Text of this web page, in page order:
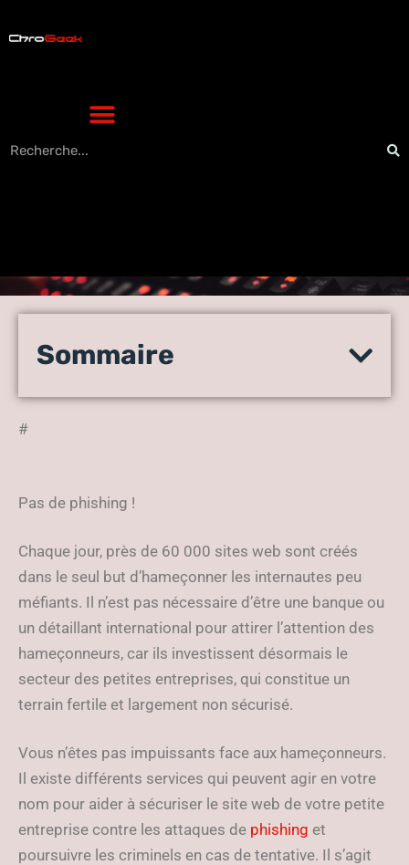
protéger le site Web de votre
phishing.
Sommaire
#
Pas de phishing !
Chaque jour, près de 60 000 sites web sont créés
dans le seul but d’hameçonner les internautes peu
méfiants. Il n’est pas nécessaire d’être une banque ou
un détaillant international pour attirer l’attention des
hameçonneurs, car ils investissent désormais le
secteur des petites entreprises, qui constitue un
terrain fertile et largement non sécurisé.
Vous n’êtes pas impuissants face aux hameçonneurs.
Il existe différents services qui peuvent agir en votre
nom pour aider à sécuriser le site web de votre petite
entreprise contre les attaques de phishing et
poursuivre les criminels en cas de tentative. Il s’agit